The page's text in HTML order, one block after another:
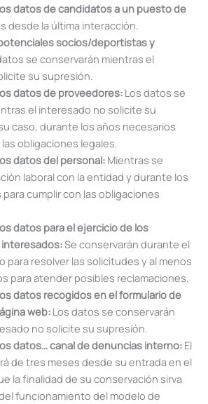
datos de candidatos a un puesto de
desde la última interacción.
socios/deportistas y
se conservarán mientras el
su supresión.
datos de proveedores: Los datos se
el interesado no solicite su
caso, durante los años necesarios
obligaciones legales.
datos del personal: Mientras se
laboral con la entidad y durante los
cumplir con las obligaciones
datos para el ejercicio de los
Se conservarán durante el
para resolver las solicitudes y al menos
para atender posibles reclamaciones.
datos recogidos en el formulario de
web: Los datos se conservarán
no solicite su supresión.
datos… canal de denuncias interno: El
de tres meses desde su entrada en el
la finalidad de su conservación sirva
funcionamiento del modelo de